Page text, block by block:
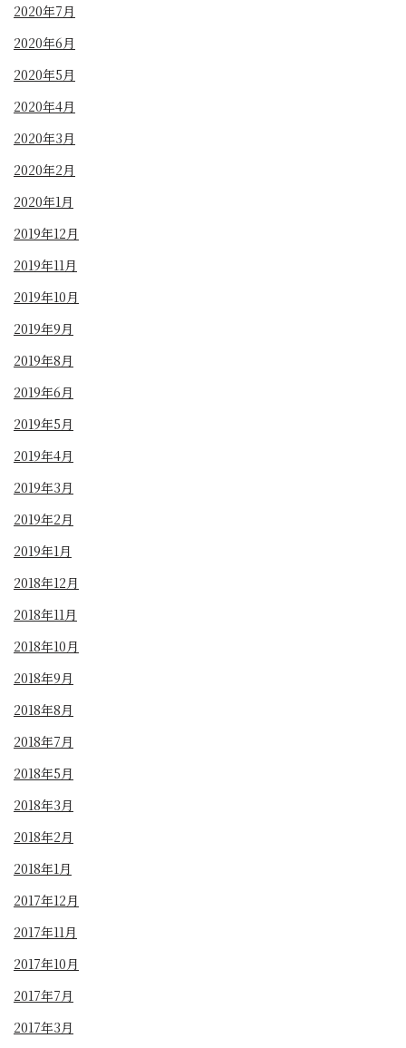
2020年7月
2020年6月
2020年5月
2020年4月
2020年3月
2020年2月
2020年1月
2019年12月
2019年11月
2019年10月
2019年9月
2019年8月
2019年6月
2019年5月
2019年4月
2019年3月
2019年2月
2019年1月
2018年12月
2018年11月
2018年10月
2018年9月
2018年8月
2018年7月
2018年5月
2018年3月
2018年2月
2018年1月
2017年12月
2017年11月
2017年10月
2017年7月
2017年3月